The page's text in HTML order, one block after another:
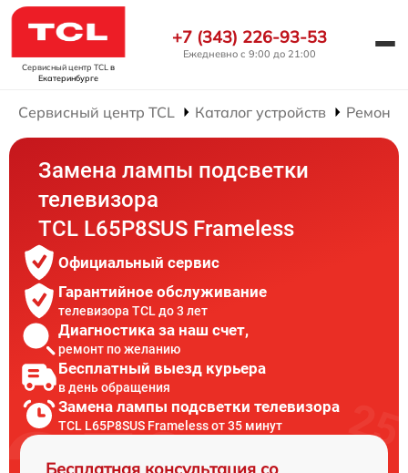
Сервисный центр TCL в
Екатеринбурге
+7 (343) 226-93-53
Ежедневно с 9:00 до 21:00
Сервисный центр TCL Каталог устройств Ремонт
Замена лампы подсветки
телевизора
TCL L65P8SUS Frameless
Официальный сервис
Гарантийное обслуживание
телевизора TCL до 3 лет
Диагностика за наш счет,
ремонт по желанию
Бесплатный выезд курьера
в день обращения
Замена лампы подсветки телевизора
TCL L65P8SUS Frameless от 35 минут